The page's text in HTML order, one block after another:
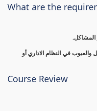
What are the
المشاكل.
في النظام الاداري أو
Course Review